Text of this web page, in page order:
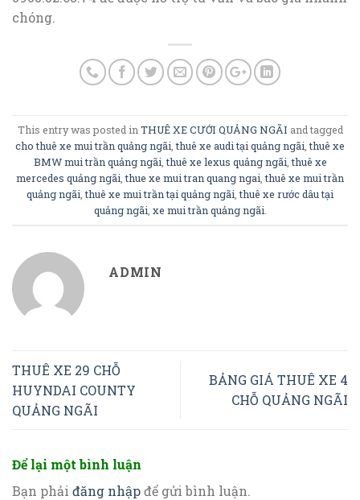
chóng.
This entry was posted in THUÊ XE CƯỚI QUẢNG NGÃI and tagged
cho thuê xe mui trần quảng ngãi ,thuê xe audi tại quảng ngãi ,thuê xe
BMW mui trần quảng ngãi ,thuê xe lexus quảng ngãi ,thuê xe
mercedes quảng ngãi ,thue xe mui tran quang ngai ,thuê xe mui trần
quảng ngãi ,thuê xe mui trần tại quảng ngãi ,thuê xe rước dâu tại
quảng ngãi xe mui trần quảng ngãi
ADMIN
THUÊ XE 29 CHỖ
HUYNDAI COUNTY
QUẢNG NGÃI
BẢNG GIÁ THUÊ XE 4
CHỖ QUẢNG NGÃI
Để lại một bình luận
Bạn phải đăng nhậpđể gửi bình luận.